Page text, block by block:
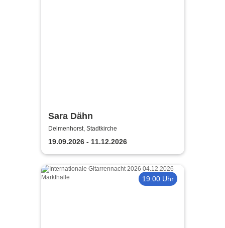
Sara Dähn
Delmenhorst, Stadtkirche
19.09.2026 - 11.12.2026
19:00 Uhr